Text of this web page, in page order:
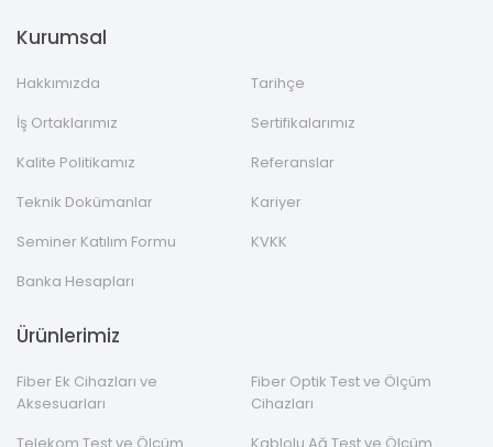
Kurumsal
Hakkımızda
Tarihçe
İş Ortaklarımız
Sertifikalarımız
Kalite Politikamız
Referanslar
Teknik Dokümanlar
Kariyer
Seminer Katılım Formu
KVKK
Banka Hesapları
Ürünlerimiz
Fiber Ek Cihazları ve
Aksesuarları
Fiber Optik Test ve Ölçüm
Cihazları